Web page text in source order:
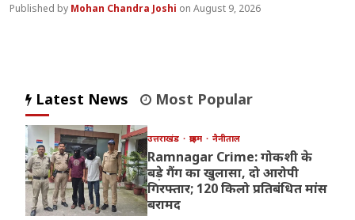
Mohan Chandra Joshi August 9, 2026
Latest News Most Popular
उत्तराखंड क्राइम नैनीताल
Ramnagar Crime: गोकशी के
बड़े गैंग का खुलासा, दो आरोपी
गिरफ्तार; 120 किलो प्रतिबंधित मांस
बरामद